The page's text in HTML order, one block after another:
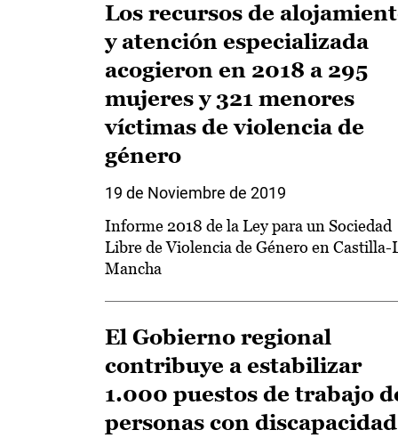
Los recursos de
y atención especializada
acogieron en 2018 a 295
mujeres y 321 menores
víctimas de violencia de
género
19 de Noviembre de 2019
Informe 2018 de la Ley para un Sociedad
Libre de Violencia de Género en Castilla-
Mancha
El Gobierno regional
contribuye a estabilizar
1.000 puestos de trabajo
personas con discapacidad